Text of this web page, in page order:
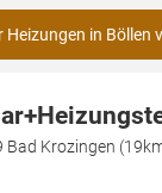
in Böllen
Bad Krozingen